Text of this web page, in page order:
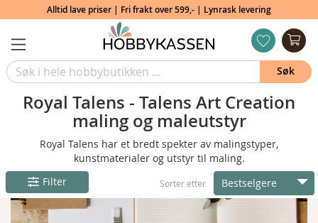
Alltid lave priser | Fri frakt over 599,- | Lynrask levering
Royal Talens - Talens Art Creation
maling og maleutstyr
Royal Talens har et bredt spekter av malingstyper,
kunstmaterialer og utstyr til maling.
Sorter etter Bestselgere
Filter
Søk
ønskeliste